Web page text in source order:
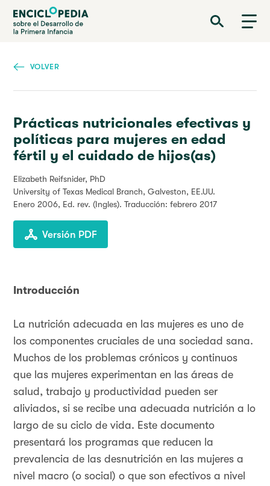
Pasar
contenido
Enciclopedia sobre el Desarrollo de la Primera Infancia
VOLVER
Prácticas nutricionales efectivas y
políticas para mujeres en edad
fértil y el cuidado de hijos(as)
Elizabeth Reifsnider, PhD
University of Texas Medical Branch, Galveston, EE.UU.
Enero 2006, Ed. rev. (Ingles). Traducción: febrero 2017
Versión PDF
Introducción
La nutrición adecuada en las mujeres es uno de
los componentes cruciales de una sociedad sana.
Muchos de los problemas crónicos y continuos
que las mujeres experimentan en las áreas de
salud, trabajo y productividad pueden ser
aliviados, si se recibe una adecuada nutrición a lo
largo de su ciclo de vida. Este documento
presentará los programas que reducen la
prevalencia de las desnutrición en las mujeres a
nivel macro (o social) o que son efectivos a nivel